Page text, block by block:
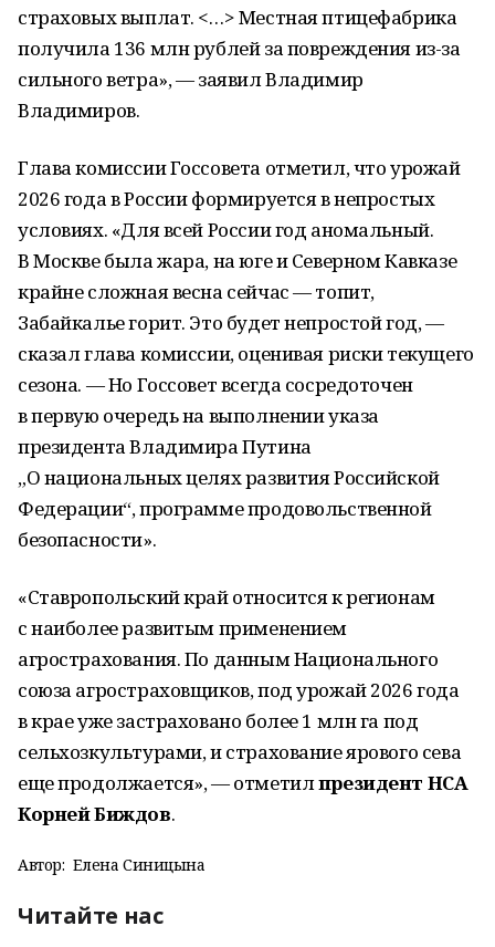
страховых выплат. <…> Местная птицефабрика
получила 136 млн рублей за повреждения из-за
сильного ветра», — заявил Владимир
Владимиров.
Глава комиссии Госсовета отметил, что урожай
2026 года в России формируется в непростых
условиях. «Для всей России год аномальный.
В Москве была жара, на юге и Северном Кавказе
крайне сложная весна сейчас — топит,
Забайкалье горит. Это будет непростой год, —
сказал глава комиссии, оценивая риски текущего
сезона. — Но Госсовет всегда сосредоточен
в первую очередь на выполнении указа
президента Владимира Путина
„О национальных целях развития Российской
Федерации“, программе продовольственной
безопасности».
«Ставропольский край относится к регионам
с наиболее развитым применением
агрострахования. По данным Национального
союза агростраховщиков, под урожай 2026 года
в крае уже застраховано более 1 млн га под
сельхозкультурами, и страхование ярового сева
еще продолжается», — отметилпрезидент НСА
Корней Биждов.
Автор: Елена Синицына
Читайте нас